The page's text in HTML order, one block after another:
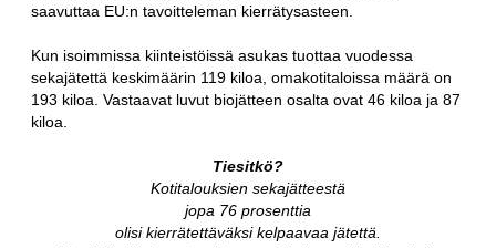
saavuttaa EU:n tavoitteleman kierrätysasteen.
Kun isoimmissa kiinteistöissä asukas tuottaa vuodessa
sekajätettä keskimäärin 119 kiloa, omakotitaloissa määrä on
193 kiloa. Vastaavat luvut biojätteen osalta ovat 46 kiloa ja 87
kiloa.
Tiesitkö?
Kotitalouksien sekajätteestä
jopa 76 prosenttia
olisi kierrätettäväksi kelpaavaa jätettä.